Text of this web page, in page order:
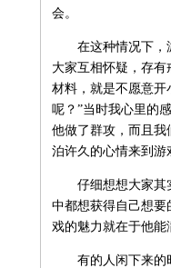
会。
在这种情况下，游
大家互相怀疑，存
材料，就是不愿意开
呢？”当时我心里的
他做了群攻，而且我
泊许久的心情来到游
仔细想想大家其实
中都想获得自己想要
戏的魅力就在于他能
有的人闲下来的时